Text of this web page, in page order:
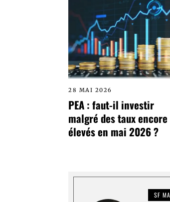
28 MAI 2026
PEA : faut-il investir
malgré des taux encore
élevés en mai 2026 ?
SF